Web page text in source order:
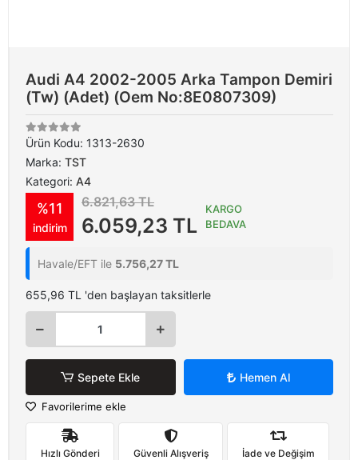
Audi A4 2002-2005 Arka Tampon Demiri
(Tw) (Adet) (Oem No:8E0807309)
Ürün Kodu: 1313-2630
Marka: TST
Kategori: A4
%11
indirim
6.821,63 TL
6.059,23 TL
KARGO
BEDAVA
Havale/EFT ile 5.756,27 TL
655,96 TL 'den başlayan taksitlerle
Sepete Ekle Hemen Al
Favorilerime ekle
Hızlı Gönderi Güvenli Alışveriş İade ve Değişim